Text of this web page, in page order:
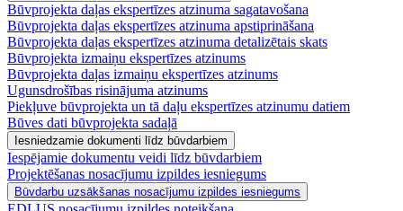
Būvprojekta daļas ekspertīzes atzinuma sagatavošana
Būvprojekta daļas ekspertīzes atzinuma apstiprināšana
Būvprojekta daļas ekspertīzes atzinuma detalizētais skats
Būvprojekta izmaiņu ekspertīzes atzinums
Būvprojekta daļas izmaiņu ekspertīzes atzinums
Ugunsdrošības risinājuma atzinums
Piekļuve būvprojekta un tā daļu ekspertīzes atzinumu datiem
Būves dati būvprojekta sadaļā
Iesniedzamie dokumenti līdz būvdarbiem
Iespējamie dokumentu veidi līdz būvdarbiem
Projektēšanas nosacījumu izpildes iesniegums
Būvdarbu uzsākšanas nosacījumu izpildes iesniegums